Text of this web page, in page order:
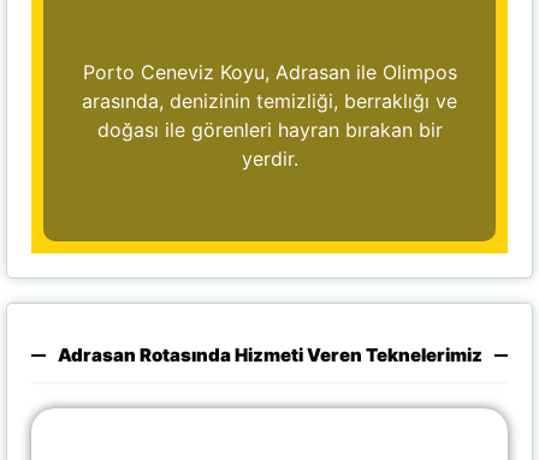
Porto Ceneviz Koyu, Adrasan ile Olimpos
arasında, denizinin temizliği, berraklığı ve
doğası ile görenleri hayran bırakan bir
yerdir.
Adrasan Rotasında Hizmeti Veren Teknelerimiz